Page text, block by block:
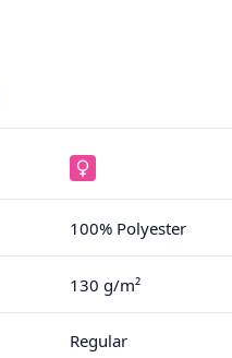
100% Polyester
130 g/m²
Regular